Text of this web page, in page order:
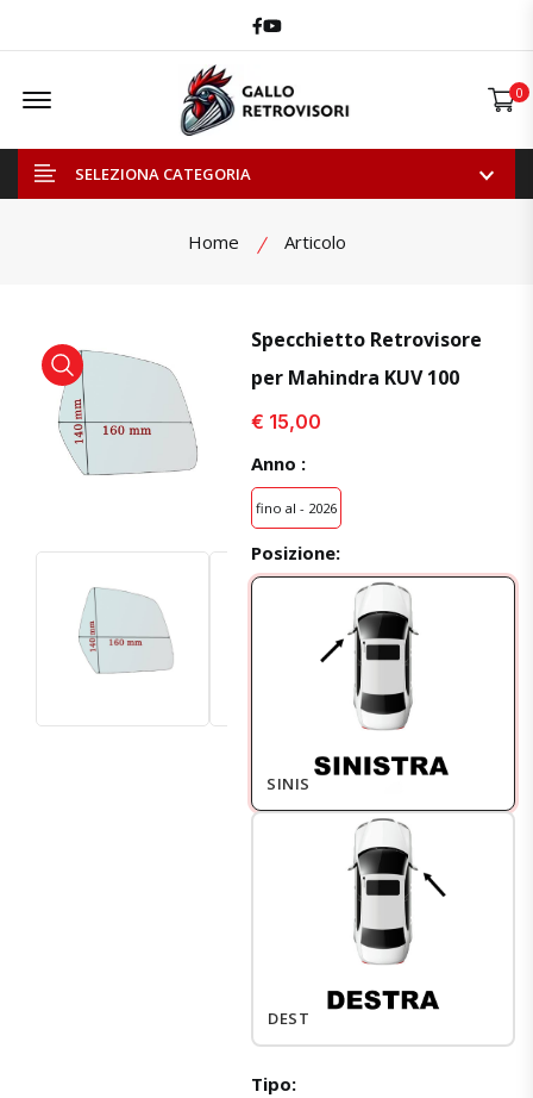
Facebook
Youtube
Offcanvas Menu Open 0
SELEZIONA CATEGORIA
Home Articolo
visualizza prodotto visualizza prodotto
Specchietto Retrovisore
per Mahindra KUV 100
€ 15,00
Anno :
fino al - 2026
Posizione:
SINISTRO
DESTRO
Tipo: